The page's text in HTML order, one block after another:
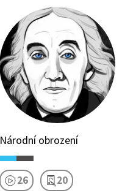
Národní obrození
26 20